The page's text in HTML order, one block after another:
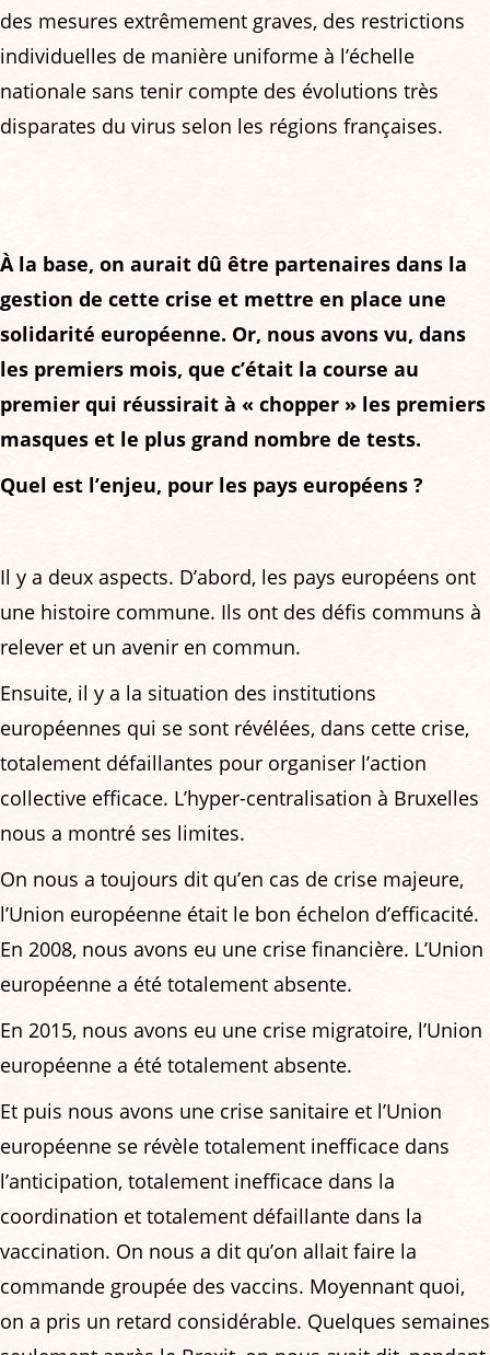
des mesures extrêmement graves, des restrictions
individuelles de manière uniforme à l’échelle
nationale sans tenir compte des évolutions très
disparates du virus selon les régions françaises.
À la base, on aurait dû être partenaires dans la
gestion de cette crise et mettre en place une
solidarité européenne. Or, nous avons vu, dans
les premiers mois, que c’était la course au
premier qui réussirait à « chopper » les premiers
masques et le plus grand nombre de tests.
Quel est l’enjeu, pour les pays européens ?
Il y a deux aspects. D’abord, les pays européens ont
une histoire commune. Ils ont des défis communs à
relever et un avenir en commun.
Ensuite, il y a la situation des institutions
européennes qui se sont révélées, dans cette crise,
totalement défaillantes pour organiser l’action
collective efficace. L’hyper-centralisation à Bruxelles
nous a montré ses limites.
On nous a toujours dit qu’en cas de crise majeure,
l’Union européenne était le bon échelon d’efficacité.
En 2008, nous avons eu une crise financière. L’Union
européenne a été totalement absente.
En 2015, nous avons eu une crise migratoire, l’Union
européenne a été totalement absente.
Et puis nous avons une crise sanitaire et l’Union
européenne se révèle totalement inefficace dans
l’anticipation, totalement inefficace dans la
coordination et totalement défaillante dans la
vaccination. On nous a dit qu’on allait faire la
commande groupée des vaccins. Moyennant quoi,
on a pris un retard considérable. Quelques semaines